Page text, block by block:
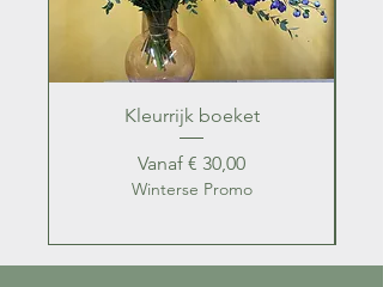
Kleurrijk boeket
Vanaf € 30,00
Verkoopprijs
Winterse Promo